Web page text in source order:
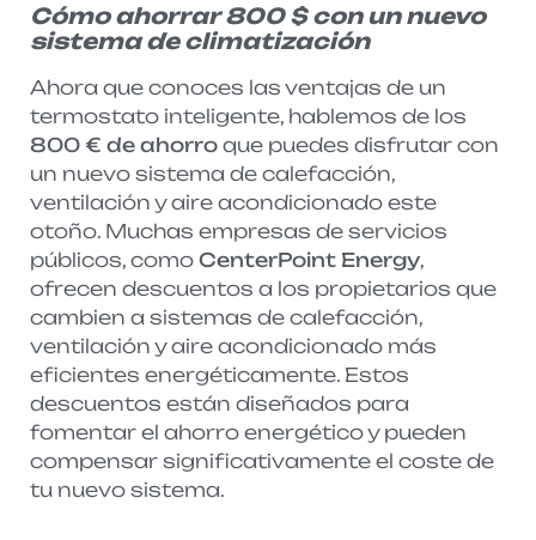
Cómo ahorrar 800 $ con un nuevo
sistema de climatización
Ahora que conoces las ventajas de un
termostato inteligente, hablemos de los
800 € de ahorro que puedes disfrutar con
un nuevo sistema de calefacción,
ventilación y aire acondicionado este
otoño. Muchas empresas de servicios
públicos, como CenterPoint Energy,
ofrecen descuentos a los propietarios que
cambien a sistemas de calefacción,
ventilación y aire acondicionado más
eficientes energéticamente. Estos
descuentos están diseñados para
fomentar el ahorro energético y pueden
compensar significativamente el coste de
tu nuevo sistema.